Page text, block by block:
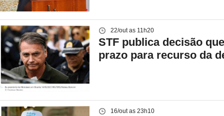
22/out as 11h20
STF publica decisão
prazo para recurso da
16/out as 23h10